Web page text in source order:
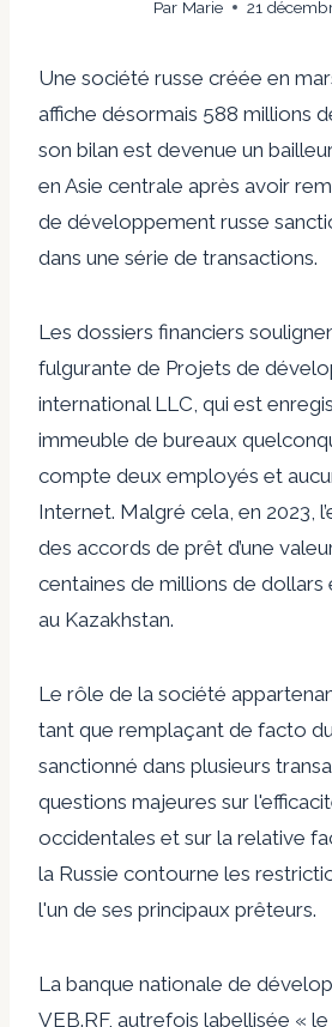
Par Marie 21
Une société russe créée en
affiche désormais 588 millions
son bilan est devenue un
en Asie centrale après avoir
de développement russe
dans une série de transactions.
Les dossiers financiers
fulgurante de Projets de
international LLC, qui est
immeuble de bureaux
compte deux employés et
Internet. Malgré cela, en 2023,
des accords de prêt d’une
centaines de millions de dollars
au Kazakhstan.
Le rôle de la société
tant que remplaçant de facto
sanctionné dans plusieurs
questions majeures sur
occidentales et sur la relative
la Russie contourne les
l'un de ses principaux prêteurs.
La banque nationale de
VEB.RF, autrefois labellisée «